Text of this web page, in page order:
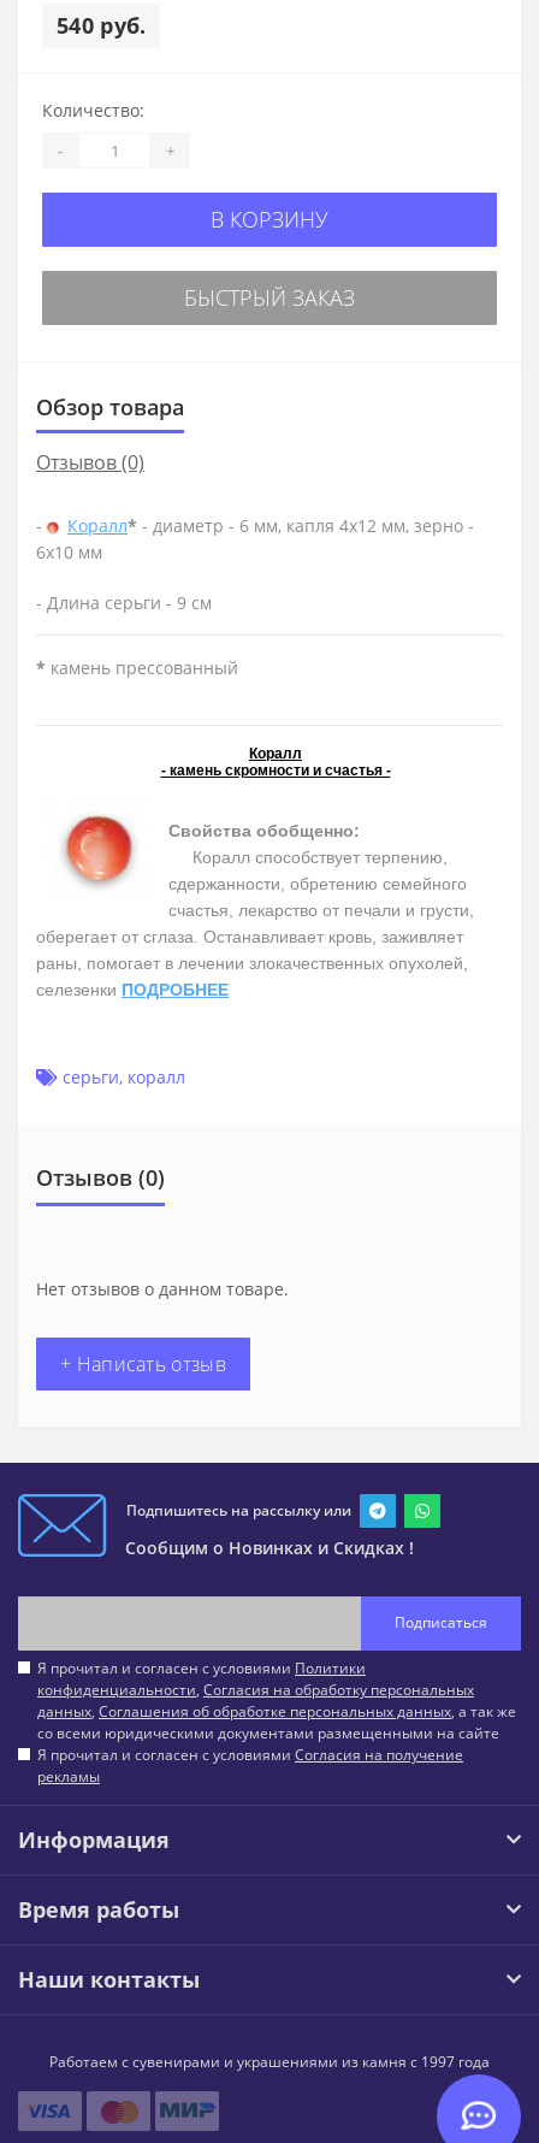
540 руб.
Количество:
- +
В КОРЗИНУ
БЫСТРЫЙ ЗАКАЗ
Обзор товара
Отзывов (0)
- Коралл* - диаметр - 6 мм, капля 4х12 мм, зерно -
6х10 мм
- Длина серьги - 9 см
* камень прессованный
Коралл
- камень скромности и счастья -
Свойства обобщенно:
Коралл способствует терпению,
сдержанности, обретению семейного
счастья, лекарство от печали и грусти,
оберегает от сглаза. Останавливает кровь, заживляет
раны, помогает в лечении злокачественных опухолей,
селезенки ПОДРОБНЕЕ
серьги, коралл
Отзывов (0)
Нет отзывов о данном товаре.
+ Написать отзыв
Подпишитесь на рассылку или
Сообщим о Новинках и Скидках !
Подписаться
Я прочитал и согласен с условиями Политики
конфиденциальности, Согласия на обработку персональных
данных, Соглашения об обработке персональных данных, а так же
со всеми юридическими документами размещенными на сайте
Я прочитал и согласен с условиями Согласия на получение
рекламы
Информация
Время работы
Наши контакты
Работаем с сувенирами и украшениями из камня с 1997 года